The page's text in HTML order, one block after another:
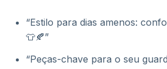
“Estilo para dias amenos:
👕🍂”
“Peças-chave para o seu